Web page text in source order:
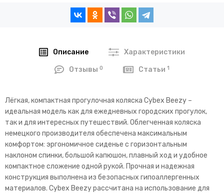
Описание Характеристики
Отзывы 0 Статьи 1
Лёгкая, компактная прогулочная коляска Cybex Beezy –
идеальная модель как для ежедневных городских прогулок,
так и для интересных путешествий. Облегченная коляска
немецкого производителя обеспечена максимальным
комфортом: эргономичное сиденье с горизонтальным
наклоном спинки, большой капюшон, плавный ход и удобное
компактное сложение одной рукой. Прочная и надежная
конструкция выполнена из безопасных гипоаллергенных
материалов. Cybex Beezy рассчитана на использование для